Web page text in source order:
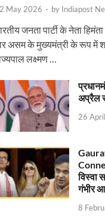
May 2026 - by Indiapost
जनता पार्टी के नेता
असम के मुख्यमंत्री के रूप में
लक्ष्मण …
अप्रैल
26
विस्वा
गंभीर
8